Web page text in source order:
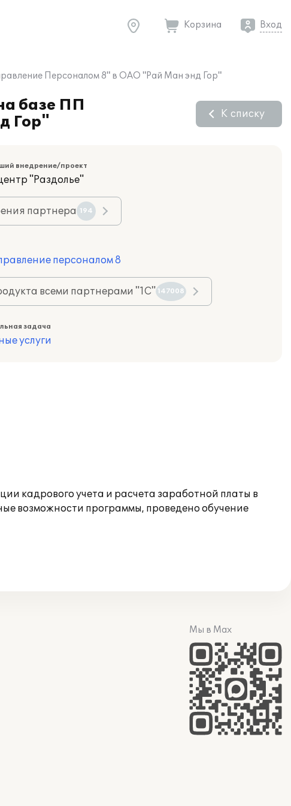
Корзина Вход
Персоналом 8" в ОАО "Рай Ман энд Гор"
базе ПП
Гор"
К списку
внедрение/проект
"Раздолье"
партнера 194
персоналом 8
всеми партнерами "1С" 147008
задача
услуги
кадрового учета и расчета заработной платы в
возможности программы, проведено обучение
Мы в Max